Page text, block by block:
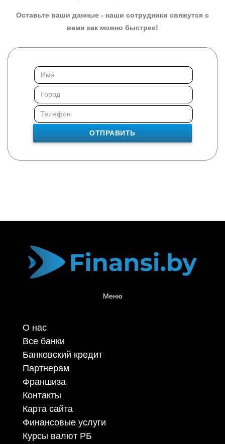
Оставьте ваши данные - наши сотрудники свяжутся с
вами как можно быстрее!
ОТПРАВИТЬ
Меню
О нас
Все банки
Банковский кредит
Партнерам
Франшиза
Контакты
Карта сайта
Финансовые услуги
Курсы валют РБ